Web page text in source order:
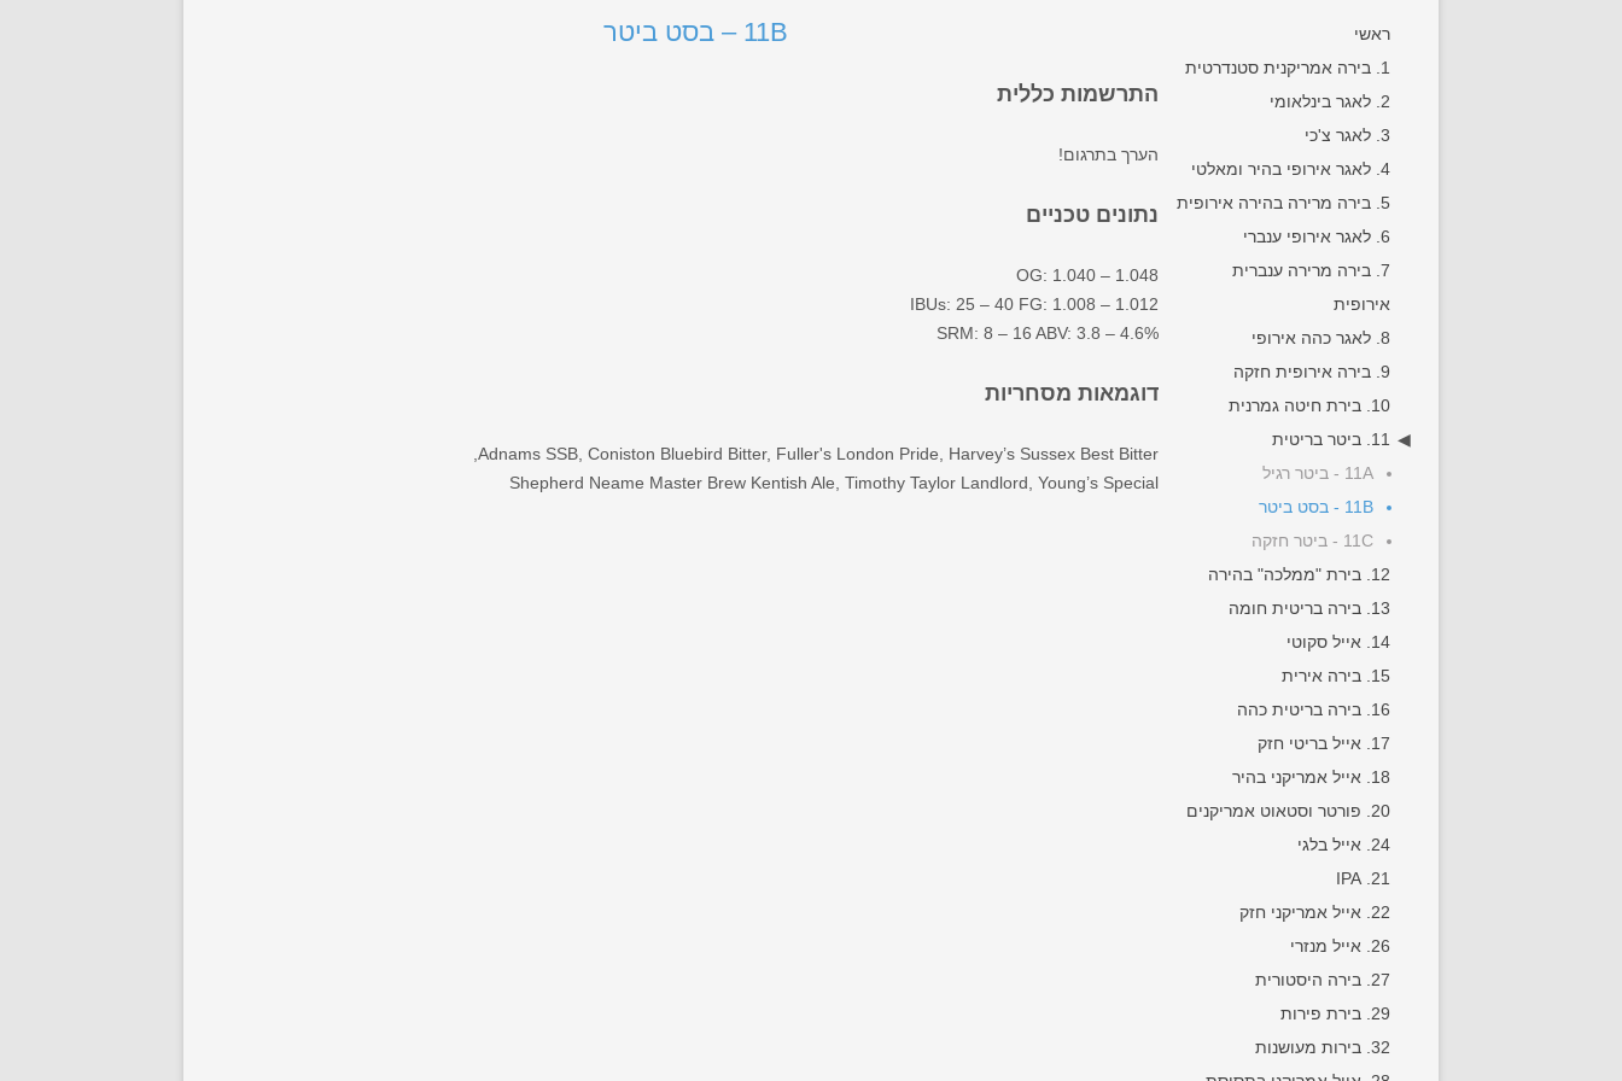
ראשי
1. בירה אמריקנית סטנדרטית
2. לאגר בינלאומי
3. לאגר צ'כי
4. לאגר אירופי בהיר ומאלטי
5. בירה מרירה בהירה אירופית
6. לאגר אירופי ענברי
7. בירה מרירה ענברית
אירופית
8. לאגר כהה אירופי
9. בירה אירופית חזקה
10. בירת חיטה גמרנית
11. ביטר בריטית
11A - ביטר רגיל
11B - בסט ביטר
11C - ביטר חזקה
12. בירת "ממלכה" בהירה
13. בירה בריטית חומה
14. אייל סקוטי
15. בירה אירית
16. בירה בריטית כהה
17. אייל בריטי חזק
18. אייל אמריקני בהיר
20. פורטר וסטאוט אמריקנים
24. אייל בלגי
21. IPA
22. אייל אמריקני חזק
26. אייל מנזרי
27. בירה היסטורית
29. בירת פירות
32. בירות מעושנות
11B – בסט ביטר
התרשמות כללית
הערך בתרגום!
נתונים טכניים
OG: 1.040 – 1.048
IBUs: 25 – 40 FG: 1.008 – 1.012
SRM: 8 – 16 ABV: 3.8 – 4.6%
דוגמאות מסחריות
Adnams SSB, Coniston Bluebird Bitter, Fuller's London Pride, Harvey’s Sussex Best Bitter,
Shepherd Neame Master Brew Kentish Ale, Timothy Taylor Landlord, Young’s Special